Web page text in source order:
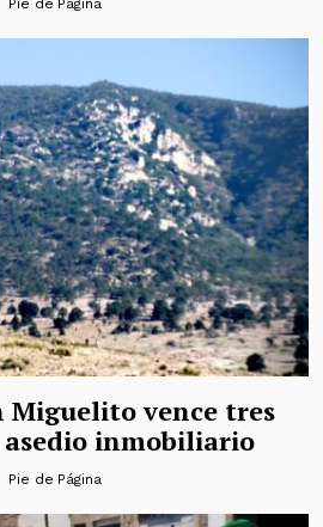
Pie de Página
Miguelito vence tres
asedio inmobiliario
Pie de Página